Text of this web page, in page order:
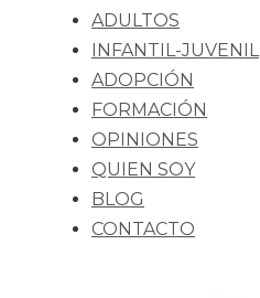
ADULTOS
INFANTIL-JUVENIL
ADOPCIÓN
FORMACIÓN
OPINIONES
QUIEN SOY
BLOG
CONTACTO